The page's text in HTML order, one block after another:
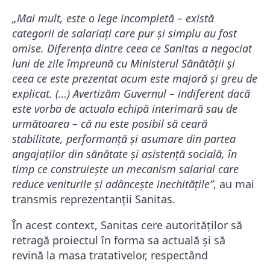
„Mai mult, este o lege incompletă – există
categorii de salariați care pur și simplu au fost
omise. Diferența dintre ceea ce Sanitas a negociat
luni de zile împreună cu Ministerul Sănătății și
ceea ce este prezentat acum este majoră și greu de
explicat. (…) Avertizăm Guvernul – indiferent dacă
este vorba de actuala echipă interimară sau de
următoarea – că nu este posibil să ceară
stabilitate, performanță și asumare din partea
angajaților din sănătate și asistență socială, în
timp ce construiește un mecanism salarial care
reduce veniturile și adâncește inechitățile”, au mai
transmis reprezentanții Sanitas.
În acest context, Sanitas cere autorităților să
retragă proiectul în forma sa actuală și să
revină la masa tratativelor, respectând